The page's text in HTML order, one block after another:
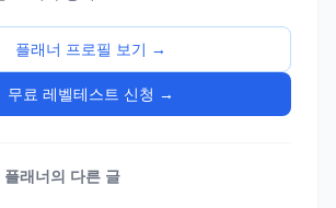
플래너 프로필 보기 →
무료 레벨테스트 신청 →
플래너의 다른 글